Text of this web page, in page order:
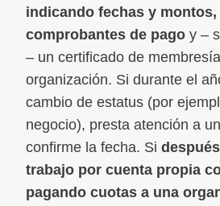
indicando fechas y
comprobantes de pago y –
– un certificado de
organización. Si durante el
cambio de estatus (por
negocio), presta atención a
confirme la fecha. Si
trabajo por cuenta propia
pagando cuotas a una